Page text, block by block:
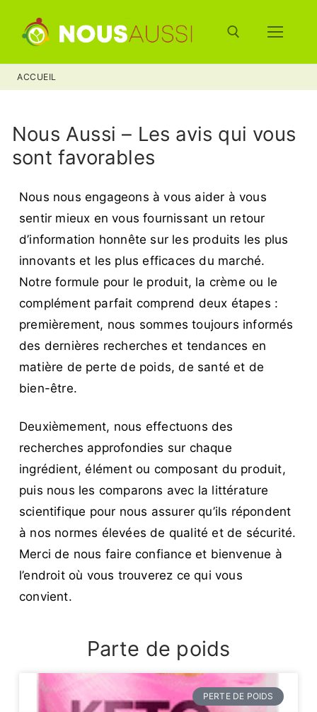
ACCUEIL
Nous Aussi – Les avis qui vous
sont favorables
Nous nous engageons à vous aider à vous
sentir mieux en vous fournissant un retour
d’information honnête sur les produits les plus
innovants et les plus efficaces du marché.
Notre formule pour le produit, la crème ou le
complément parfait comprend deux étapes :
premièrement, nous sommes toujours informés
des dernières recherches et tendances en
matière de perte de poids, de santé et de
bien-être.
Deuxièmement, nous effectuons des
recherches approfondies sur chaque
ingrédient, élément ou composant du produit,
puis nous les comparons avec la littérature
scientifique pour nous assurer qu’ils répondent
à nos normes élevées de qualité et de sécurité.
Merci de nous faire confiance et bienvenue à
l’endroit où vous trouverez ce qui vous
convient.
Parte de poids
PERTE DE POIDS